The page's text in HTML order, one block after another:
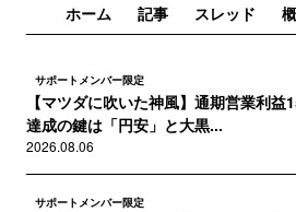
ホーム 記事 スレッド
サポートメンバー限定
【マツダに吹いた神風】通期営業利益
達成の鍵は「円安」と大黒...
2026.08.06
サポートメンバー限定